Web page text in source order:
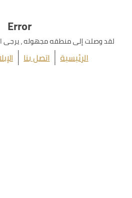
Error
لقد وصلت إلى منطقه مجهوله ، يرجى
الرئيسية اتصل بنا